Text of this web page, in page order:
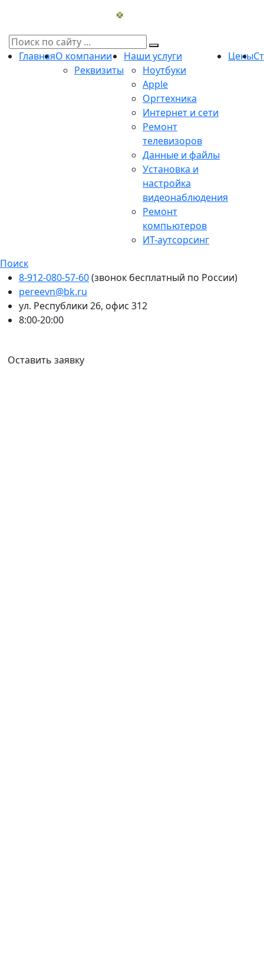
ГлавнаяО компании
Реквизиты
Наши услуги
Ноутбуки
Apple
Оргтехника
Интернет и сети
Ремонт
телевизоров
Данные и файлы
Установка и
настройка
видеонаблюдения
Ремонт
компьютеров
ИТ-аутсорсинг
Цены
Поиск
8-912-080-57-60(звонок бесплатный по России)
pereevn@bk.ru
ул. Республики 26, офис 312
8:00-20:00
Оставить заявку